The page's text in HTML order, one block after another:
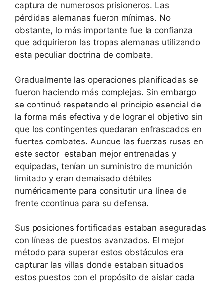
captura de numerosos prisioneros. Las
pérdidas alemanas fueron mínimas. No
obstante, lo más importante fue la confianza
que adquirieron las tropas alemanas utilizando
esta peculiar doctrina de combate.
Gradualmente las operaciones planificadas se
fueron haciendo más complejas. Sin embargo
se continuó respetando el principio esencial de
la forma más efectiva y de lograr el objetivo sin
que los contingentes quedaran enfrascados en
fuertes combates. Aunque las fuerzas rusas en
este sector estaban mejor entrenadas y
equipadas, tenían un suministro de munición
limitado y eran demaisado débiles
numéricamente para consitutir una línea de
frente ccontinua para su defensa.
Sus posiciones fortificadas estaban aseguradas
con líneas de puestos avanzados. El mejor
método para superar estos obstáculos era
capturar las villas donde estaban situados
estos puestos con el propósito de aislar cada